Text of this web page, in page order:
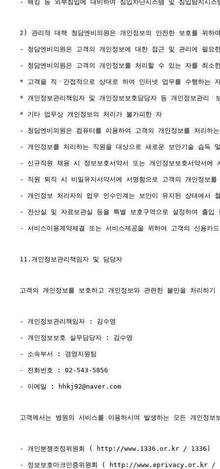
- 해킹 등 외부침입에 대비하여 침입차단시스템 및 침입탐지시
2) 관리적 대책 청담엔비의원은 개인정보의 안전한 보호를 위
- 청담엔비의원은 고객의 개인정보에 대한 접근 및 관리에 필
- 청담엔비의원은 고객의 개인정보를 처리할 수 있는 자를 최
* 고객을 직ㆍ간접적으로 상대로 하여 인터넷 업무를 수행하는
* 개인정보관리책임자 및 개인정보보호담당자 등 개인정보관리ㆍ
* 기타 업무상 개인정보의 처리가 불가피한 자
- 청담엔비의원은 컴퓨터를 이용하여 고객의 개인정보를 처리
- 개인정보를 처리하는 직원을 대상으로 새로운 보안기술 습득
- 신규직원 채용 시 정보보호서약서 또는 개인정보보호서약서
- 직원 퇴직 시 비밀유지서약서에 서명함으로 고객의 개인정보
- 개인정보 처리자의 업무 인수인계는 보안이 유지된 상태에서
- 전산실 및 자료보관실 등을 특별 보호구역으로 설정하여 출
- 서비스이용계약체결 또는 서비스제공을 위하여 고객의 신용
11.개인정보관리책임자 및 담당자
고객의 개인정보를 보호하고 개인정보와 관련한 불만을 처리하
- 개인정보관리책임자 : 김수영
- 개인정보보호 실무담당자 : 김수영
- 소속부서 : 경영지원팀
- 전화번호 : 02-543-5856
- 이메일 : hhkj92@naver.com
고객께서는 병원의 서비스를 이용하시며 발생하는 모든 개인정
- 개인분쟁조정위원회 ( http://www.1336.or.kr / 1336)
- 정보보호마크인증위원회 ( http://www.eprivacy.or.kr /